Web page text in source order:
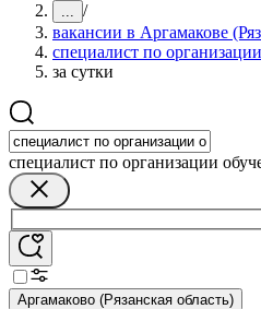
... /
вакансии в Аргамакове
специалист по
за сутки
специалист по организации
Аргамаково (Рязанская область)